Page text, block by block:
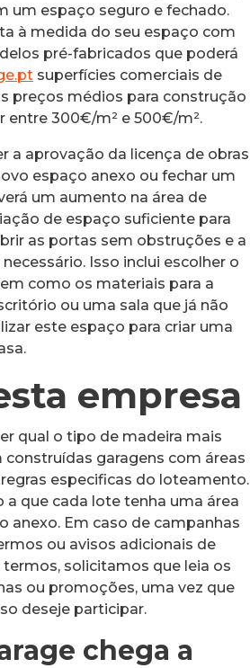
um espaço seguro e fechado.
à medida do seu espaço com
pré-fabricados que poderá
superfícies comerciais de
preços médios para construção
entre 300€/m² e 500€/m².
a aprovação da licença de obras
espaço anexo ou fechar um
um aumento na área de
de espaço suficiente para
as portas sem obstruções e a
Isso inclui escolher o
como os materiais para a
ou uma sala que já não
este espaço para criar uma
empresa
qual o tipo de madeira mais
garagens com áreas
especificas do loteamento.
que cada lote tenha uma área
anexo. Em caso de campanhas
ou avisos adicionais de
solicitamos que leia os
ou promoções, uma vez que
deseje participar.
chega a